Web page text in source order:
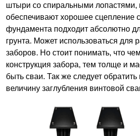
штыри со спиральными лопастями,
обеспечивают хорошее сцепление
фундамента подходит абсолютно
грунта. Может использоваться для
заборов. Но стоит понимать, что
конструкция забора, тем толще и
быть сваи. Так же следует
величину заглубления винтовой